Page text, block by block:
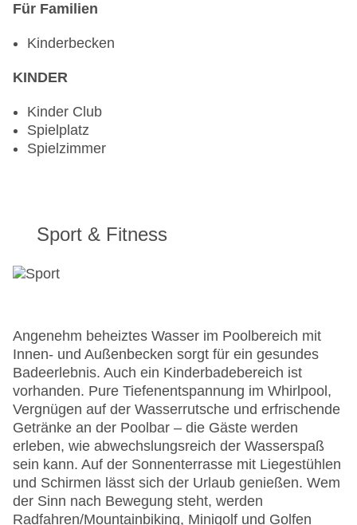
Für Familien
Kinderbecken
KINDER
Kinder Club
Spielplatz
Spielzimmer
Sport & Fitness
Angenehm beheiztes Wasser im Poolbereich mit
Innen- und Außenbecken sorgt für ein gesundes
Badeerlebnis. Auch ein Kinderbadebereich ist
vorhanden. Pure Tiefenentspannung im Whirlpool,
Vergnügen auf der Wasserrutsche und erfrischende
Getränke an der Poolbar – die Gäste werden
erleben, wie abwechslungsreich der Wasserspaß
sein kann. Auf der Sonnenterrasse mit Liegestühlen
und Schirmen lässt sich der Urlaub genießen. Wem
der Sinn nach Bewegung steht, werden
Radfahren/Mountainbiking, Minigolf und Golfen